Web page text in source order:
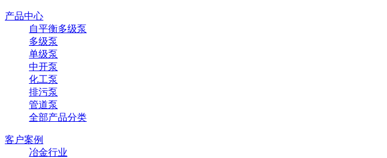
产品中心
自平衡多级泵
多级泵
单级泵
中开泵
化工泵
排污泵
管道泵
全部产品分类
客户案例
冶金行业